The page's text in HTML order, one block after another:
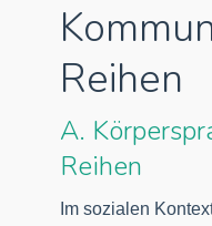
Reihen
A.
Reihen
Im sozialen